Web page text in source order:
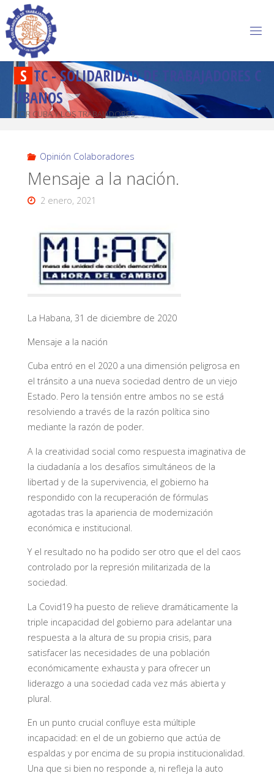
S TC-SOLIDARIDADD R A BAJADORES C
U BANOS
POR CUBA Y LOS TRABAJADORES
Opinión Colaboradores
Mensaje a la nación.
2 enero, 2021
La Habana, 31 de diciembre de 2020
Mensaje a la nación
Cuba entró en el 2020 a una dimensión peligrosa en
el tránsito a una nueva sociedad dentro de un viejo
Estado. Pero la tensión entre ambos no se está
resolviendo a través de la razón política sino
mediante la razón de poder.
A la creatividad social como respuesta imaginativa de
la ciudadanía a los desafíos simultáneos de la
libertad y de la supervivencia, el gobierno ha
respondido con la recuperación de fórmulas
agotadas tras la apariencia de modernización
económica e institucional.
Y el resultado no ha podido ser otro que el del caos
controlado por la represión militarizada de la
sociedad.
La Covid19 ha puesto de relieve dramáticamente la
triple incapacidad del gobierno para adelantar una
respuesta a la altura de su propia crisis, para
satisfacer las necesidades de una población
económicamente exhausta y para ofrecer un
liderazgo a una sociedad cada vez más abierta y
plural.
En un punto crucial confluye esta múltiple
incapacidad: en el de un gobierno que actúa de
espaldas y por encima de su propia institucionalidad.
Una que si bien no responde a, ni refleja la auto